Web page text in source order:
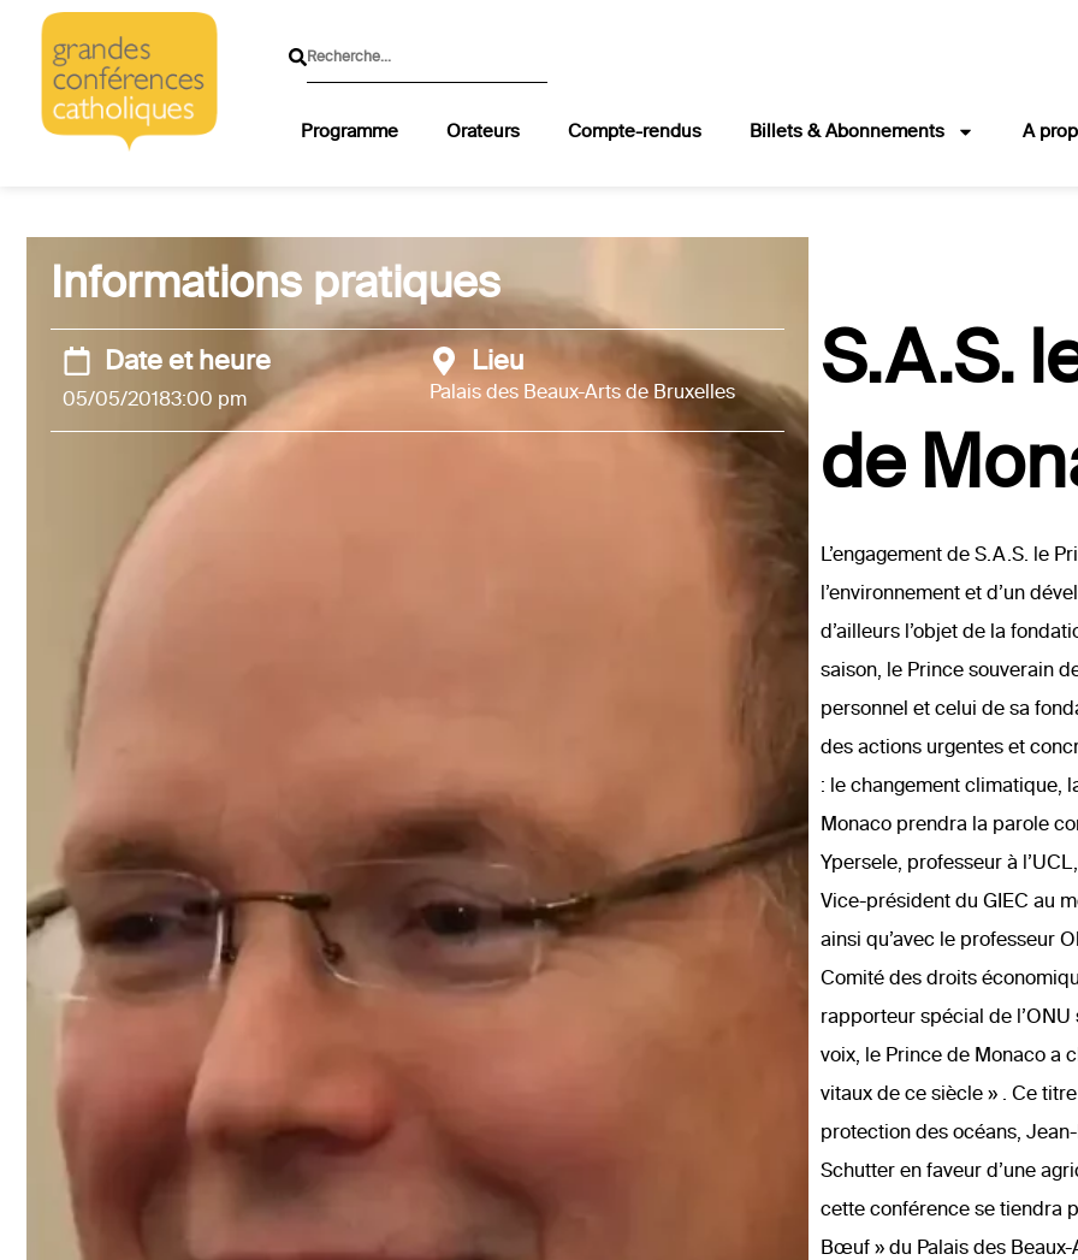
Programme Orateurs Compte-rendus Billets & Abonnements A
Informations pratiques
Date et heure
05/05/20183:00 pm
Lieu
Palais des Beaux-Arts de Bruxelles
S.A.S.
de
L’engagement de S.A.S. le
l’environnement et d’un
d’ailleurs l’objet de la
saison, le Prince souverain
personnel et celui de sa
des actions urgentes et
: le changement climatique,
Monaco prendra la parole
Ypersele, professeur à
Vice-président du GIEC au
ainsi qu’avec le professeur
Comité des droits
rapporteur spécial de
voix, le Prince de Monaco a
vitaux de ce siècle » . Ce
protection des océans,
Schutter en faveur d’une
cette conférence se tiendra
Bœuf » du Palais des Beaux-